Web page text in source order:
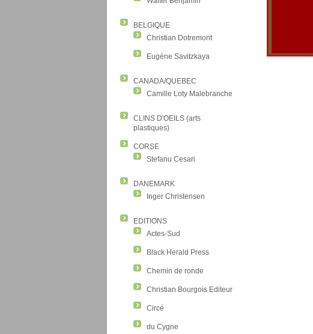
BELGIQUE
Christian Dotremont
Eugène Savitzkaya
CANADA/QUEBEC
Camille Loty Malebranche
CLINS D'OEILS (arts
plastiques)
CORSE
Stefanu Cesari
DANEMARK
Inger Christensen
EDITIONS
Actes-Sud
Black Herald Press
Chemin de ronde
Christian Bourgois Editeur
Circé
du Cygne